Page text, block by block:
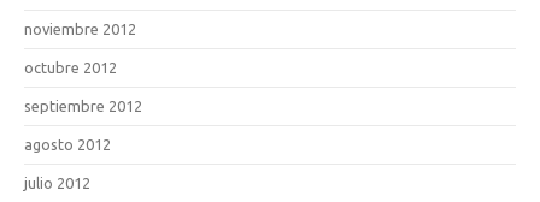
noviembre 2012
octubre 2012
septiembre 2012
agosto 2012
julio 2012